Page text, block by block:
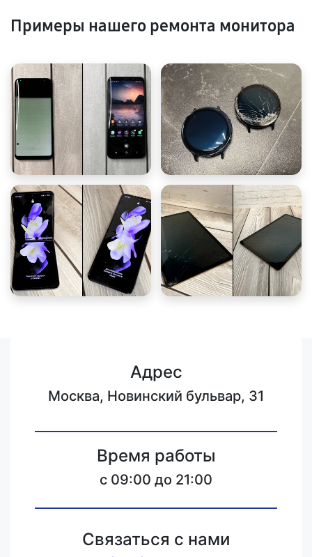
Примеры нашего ремонта монитора
Адрес
Москва, Новинский бульвар, 31
Время работы
c 09:00 до 21:00
Связаться с нами